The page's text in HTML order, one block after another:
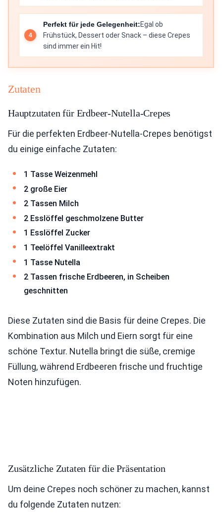
Perfekt für jede Gelegenheit:Egal ob
Frühstück, Dessert oder Snack – diese Crepes
sind immer ein Hit!
Zutaten
Hauptzutaten für Erdbeer-Nutella-Crepes
Für die perfekten Erdbeer-Nutella-Crepes benötigst
du einige einfache Zutaten:
1 Tasse Weizenmehl
2 große Eier
2 Tassen Milch
2 Esslöffel geschmolzene Butter
1 Esslöffel Zucker
1 Teelöffel Vanilleextrakt
1 Tasse Nutella
2 Tassen frische Erdbeeren, in Scheiben
geschnitten
Diese Zutaten sind die Basis für deine Crepes. Die
Kombination aus Milch und Eiern sorgt für eine
schöne Textur. Nutella bringt die süße, cremige
Füllung, während Erdbeeren frische und fruchtige
Noten hinzufügen.
Zusätzliche Zutaten für die Präsentation
Um deine Crepes noch schöner zu machen, kannst
du folgende Zutaten nutzen: